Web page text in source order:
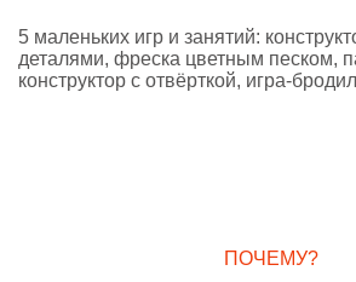
5 маленьких игр и занятий:
деталями, фреска цветным песком,
конструктор с отвёрткой, игра-
ПОЧЕМУ?